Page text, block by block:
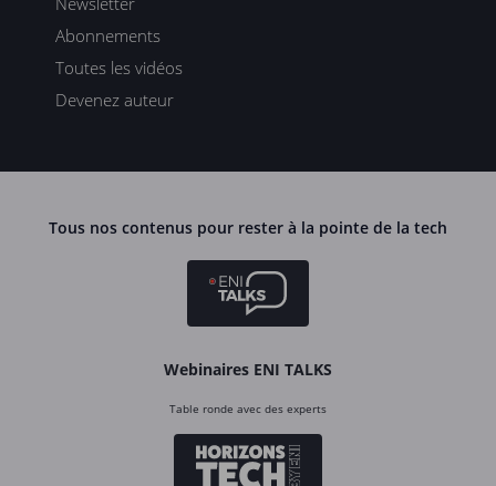
Abonnements
Toutes les vidéos
Devenez auteur
Tous nos contenus pour rester à la pointe de la tech
Webinaires ENI TALKS
Table ronde avec des experts